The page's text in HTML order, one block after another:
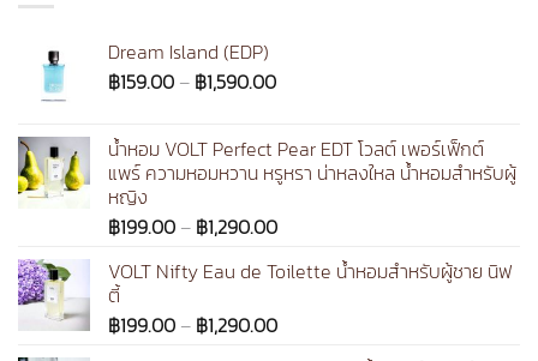
Dream Island (EDP)
฿159.00 – ฿1,590.00Price
through
฿1,590.00
น้ำหอม VOLT Perfect Pear EDT โวลต์ เพอร์เฟ็กต์
แพร์ ความหอมหวาน หรูหรา น่าหลงใหล น้ำหอมสำหรับผู้
หญิง
฿199.00 – ฿1,290.00Price
฿199.00
฿1,290.00
VOLT Nifty Eau de Toilette น้ำหอมสำหรับผู้ชาย นิฟ
ตี้
฿199.00 – ฿1,290.00Price